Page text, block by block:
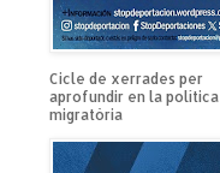
Cicle de xerrades per
aprofundir en la política
migratòria